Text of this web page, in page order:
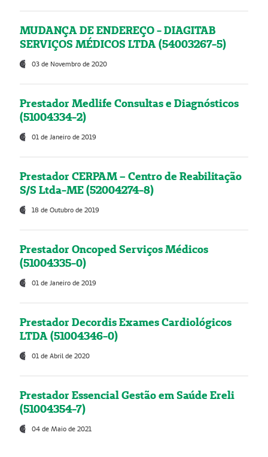
MUDANÇA DE ENDEREÇO - DIAGITAB
SERVIÇOS MÉDICOS LTDA (54003267-5)
03 de Novembro de 2020
Prestador Medlife Consultas e Diagnósticos
(51004334-2)
01 de Janeiro de 2019
Prestador CERPAM – Centro de Reabilitação
S/S Ltda-ME (52004274-8)
18 de Outubro de 2019
Prestador Oncoped Serviços Médicos
(51004335-0)
01 de Janeiro de 2019
Prestador Decordis Exames Cardiológicos
LTDA (51004346-0)
01 de Abril de 2020
Prestador Essencial Gestão em Saúde Ereli
(51004354-7)
04 de Maio de 2021